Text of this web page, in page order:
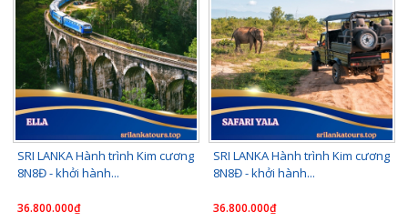
SRI LANKA Hành trình Kim cương
8N8Đ - khởi hành...
36.800.000₫
SRI LANKA Hành trình Kim cương
8N8Đ - khởi hành...
36.800.000₫